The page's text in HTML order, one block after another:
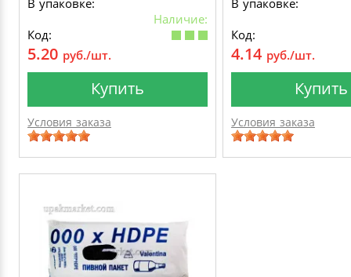
Наличие:
Код:
5.20 руб./шт.
Купить
Условия заказа
Код:
4.14 руб./шт.
Купить
Условия заказа